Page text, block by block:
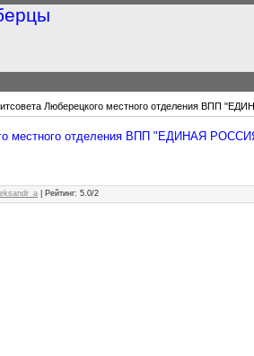
Люберецкого местного отделения ВПП
местного отделения ВПП "ЕДИНАЯ
Рейтинг:5.0/2